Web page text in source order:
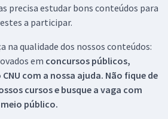
precisa estudar bons conteúdos para
a participar.
na qualidade dos nossos conteúdos:
em concursos públicos,
com a nossa ajuda. Não fique de
cursos e busque a vaga com
público.